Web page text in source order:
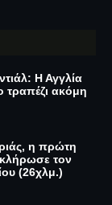
Η Αγγλία
τραπέζι ακόμη
η πρώτη
τον
(26χλμ.)